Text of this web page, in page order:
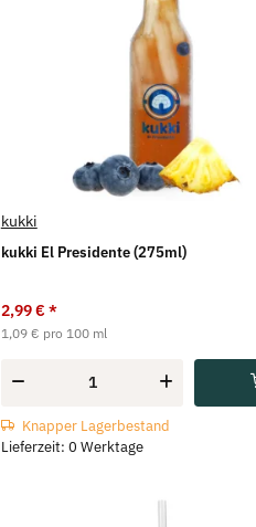
kukki
kukki El Presidente (275ml)
2,99 € *
1,09 € pro 100 ml
Knapper Lagerbestand
Lieferzeit: 0 Werktage